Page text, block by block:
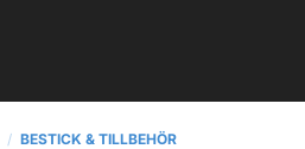
/ BESTICK & TILLBEHÖR